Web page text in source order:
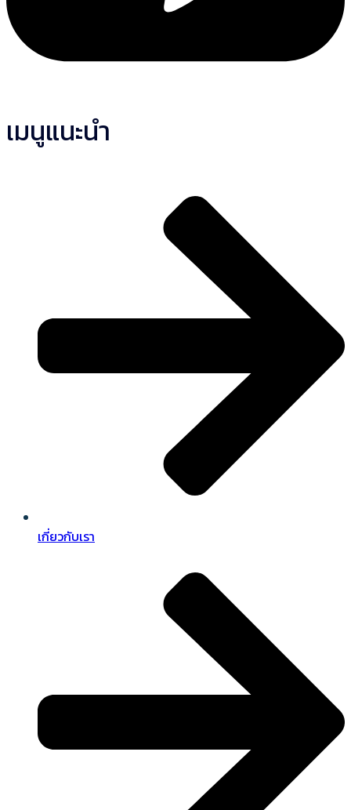
เมนูแนะนำ
เกี่ยวกับเรา